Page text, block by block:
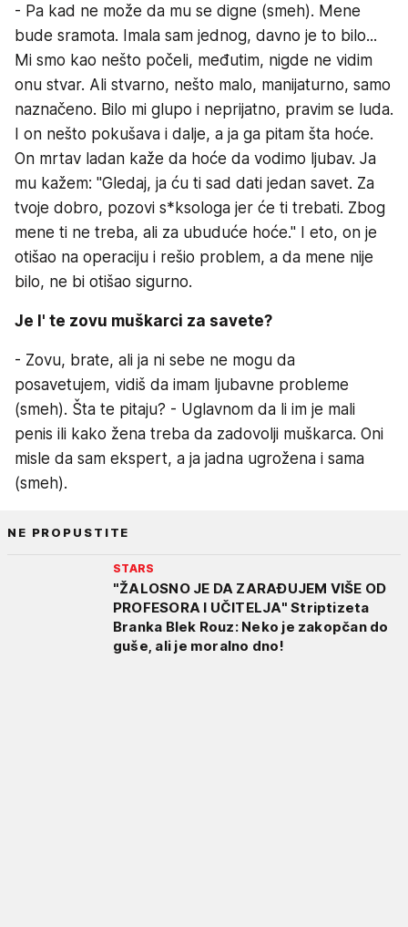
- Pa kad ne može da mu se digne (smeh). Mene
bude sramota. Imala sam jednog, davno je to bilo...
Mi smo kao nešto počeli, međutim, nigde ne vidim
onu stvar. Ali stvarno, nešto malo, manijaturno, samo
naznačeno. Bilo mi glupo i neprijatno, pravim se luda.
I on nešto pokušava i dalje, a ja ga pitam šta hoće.
On mrtav ladan kaže da hoće da vodimo ljubav. Ja
mu kažem: "Gledaj, ja ću ti sad dati jedan savet. Za
tvoje dobro, pozovi s*ksologa jer će ti trebati. Zbog
mene ti ne treba, ali za ubuduće hoće." I eto, on je
otišao na operaciju i rešio problem, a da mene nije
bilo, ne bi otišao sigurno.
Je l' te zovu muškarci za savete?
- Zovu, brate, ali ja ni sebe ne mogu da
posavetujem, vidiš da imam ljubavne probleme
(smeh). Šta te pitaju? - Uglavnom da li im je mali
penis ili kako žena treba da zadovolji muškarca. Oni
misle da sam ekspert, a ja jadna ugrožena i sama
(smeh).
NE PROPUSTITE
STARS
"ŽALOSNO JE DA ZARAĐUJEM VIŠE OD
PROFESORA I UČITELJA" Striptizeta
Branka Blek Rouz: Neko je zakopčan do
guše, ali je moralno dno!